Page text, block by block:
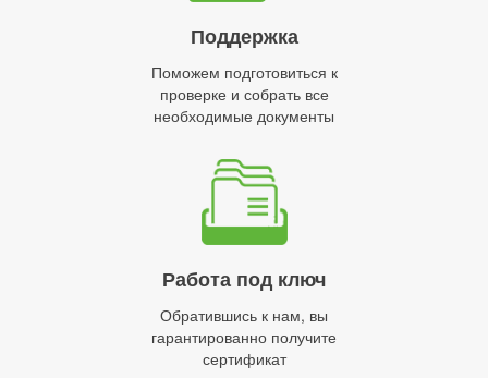
Поддержка
Поможем подготовиться к
проверке и собрать все
необходимые документы
Работа под ключ
Обратившись к нам, вы
гарантированно получите
сертификат